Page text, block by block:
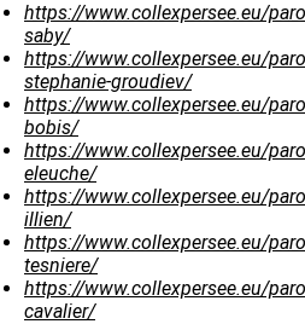
https://www.collexpersee.eu/
saby/
https://www.collexpersee.eu/
stephanie-groudiev/
https://www.collexpersee.eu/
bobis/
https://www.collexpersee.eu/
eleuche/
https://www.collexpersee.eu/
illien/
https://www.collexpersee.eu/
tesniere/
https://www.collexpersee.eu/
cavalier/